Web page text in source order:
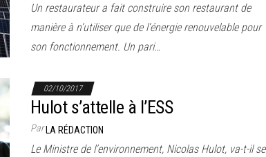
Un restaurateur a fait construire son restaurant de
manière à n’utiliser que de l’énergie renouvelable pour
son fonctionnement. Un pari…
02/10/2017
Hulot s’attelle à l’ESS
ParLA RÉDACTION
Le Ministre de l’environnement, Nicolas Hulot, va-t-il se